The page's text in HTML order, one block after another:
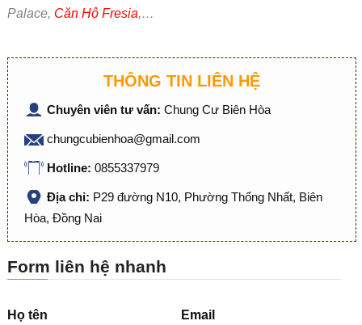
Palace, Căn Hộ Fresia,…
THÔNG TIN LIÊN HỆ
Chuyên viên tư vấn: Chung Cư Biên Hòa
chungcubienhoa@gmail.com
Hotline: 0855337979
Địa chỉ: P29 đường N10, Phường Thống Nhất, Biên
Hòa, Đồng Nai
Form liên hệ nhanh
Họ tên Email